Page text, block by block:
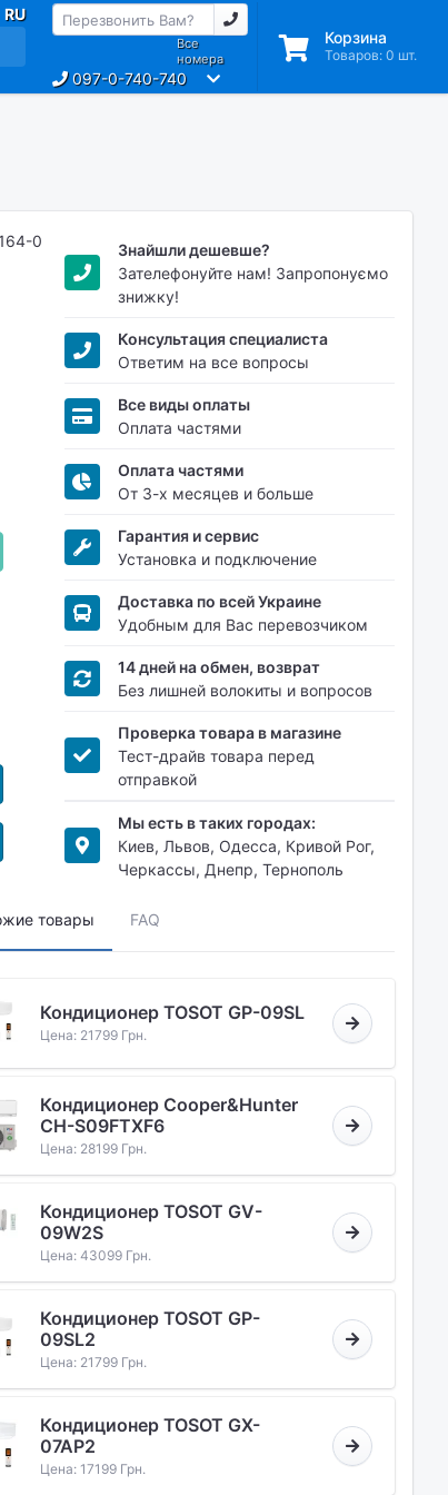
RU
Все
номера
097-0-740-740
Корзина
Товаров: 0 шт.
0
Знайшли дешевше?
Зателефонуйте нам! Запропонуємо
знижку!
Консультация специалиста
Ответим на все вопросы
Все виды оплаты
Оплата частями
Оплата частями
От 3-х месяцев и больше
Гарантия и сервис
Установка и подключение
Доставка по всей Украине
Удобным для Вас перевозчиком
14 дней на обмен, возврат
Без лишней волокиты и вопросов
Проверка товара в магазине
Тест-драйв товара перед
отправкой
Мы есть в таких городах:
Киев, Львов, Одесса, Кривой Рог,
Черкассы, Днепр, Тернополь
товары FAQ
Кондиционер TOSOT GP-09SL
Цена: 21799 Грн.
Кондиционер Cooper&Hunter
CH-S09FTXF6
Цена: 28199 Грн.
Кондиционер TOSOT GV-
09W2S
Цена: 43099 Грн.
Кондиционер TOSOT GP-
09SL2
Цена: 21799 Грн.
Кондиционер TOSOT GX-
07AP2
Цена: 17199 Грн.